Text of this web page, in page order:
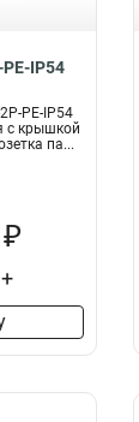
IP54
PE-IP54
с крышкой
па...
+